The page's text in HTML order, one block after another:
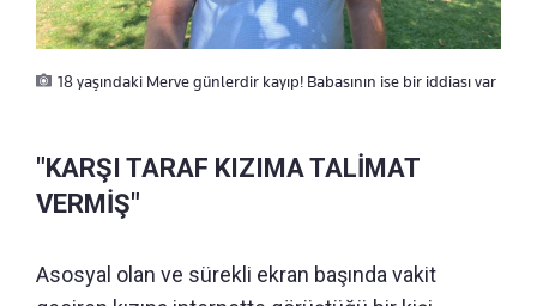
18 yaşındaki Merve günlerdir kayıp! Babasının ise bir iddiası var
"KARŞI TARAF KIZIMA TALİMAT
VERMİŞ"
Asosyal olan ve sürekli ekran başında vakit